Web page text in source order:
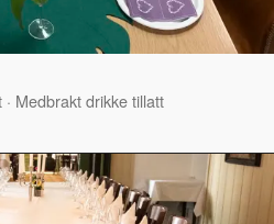
· Medbrakt drikke tillatt